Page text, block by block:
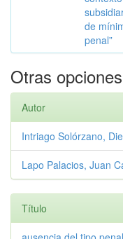
de
penal”
Otras
Autor
Intriago Solórzano,
Lapo Palacios, Juan
Título